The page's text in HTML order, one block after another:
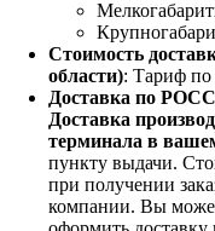
Стоимость
области): Тариф по
Доставка по
Доставка
терминала в
пункту выдачи.
при получении
компании. Вы